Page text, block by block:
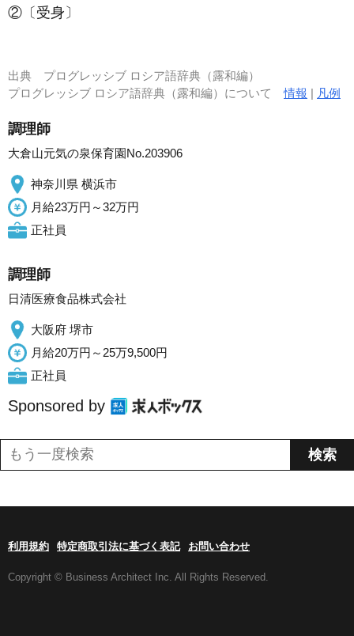
②〔受身〕
出典 プログレッシブ ロシア語辞典（露和編）
プログレッシブ ロシア語辞典（露和編）について情報 | 凡例
調理師
大倉山元気の泉保育園No.203906
神奈川県 横浜市
月給23万円～32万円
正社員
調理師
日清医療食品株式会社
大阪府 堺市
月給20万円～25万9,500円
正社員
Sponsored by
利用規約 特定商取引法に基づく表記 お問い合わせ
Copyright © Business Architect Inc. All Rights Reserved.